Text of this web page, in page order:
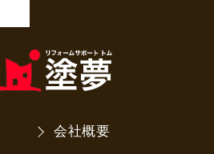
会社概要